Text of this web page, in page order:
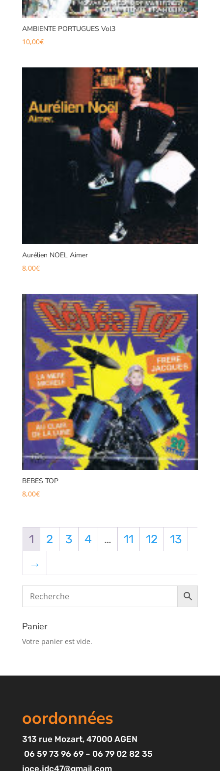
AMBIENTE PORTUGUES Vol3
10,00€
Aurélien NOEL Aimer
8,00€
BEBES TOP
8,00€
1 2 3 4 … 11 12
13
→
Panier
Votre panier est vide.
oordonnées
313 rue Mozart, 47000 AGEN
06 59 73 96 69 – 06 79 02 82 35
joce.jdc47@gmail.com